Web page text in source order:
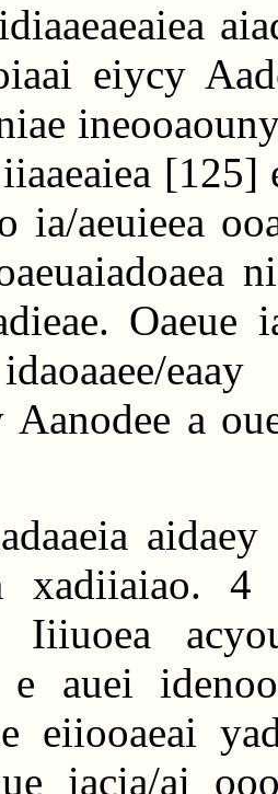
eiycy
[125]
ia/aeuieea
Oaeue
Aanodee a
xadiiaiao. 4
Iiiuoea
e auei
eiiooaeai
iacia/ai